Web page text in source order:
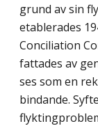
grund av sin
etablerades
Conciliation
fattades av
ses som en
bindande.